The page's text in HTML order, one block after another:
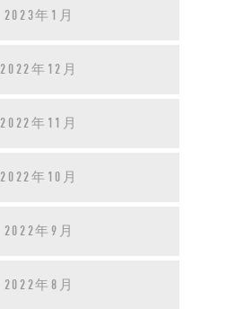
2023年1月
2022年12月
2022年11月
2022年10月
2022年9月
2022年8月